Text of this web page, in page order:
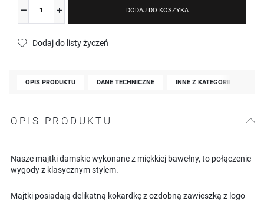
DODAJ DO KOSZYKA
Dodaj do listy życzeń
OPIS PRODUKTU DANE TECHNICZNE INNE Z KATEGORII
OPIS PRODUKTU
Nasze majtki damskie wykonane z miękkiej bawełny, to połączenie
wygody z klasycznym stylem.
Majtki posiadają delikatną kokardkę z ozdobną zawieszką z logo